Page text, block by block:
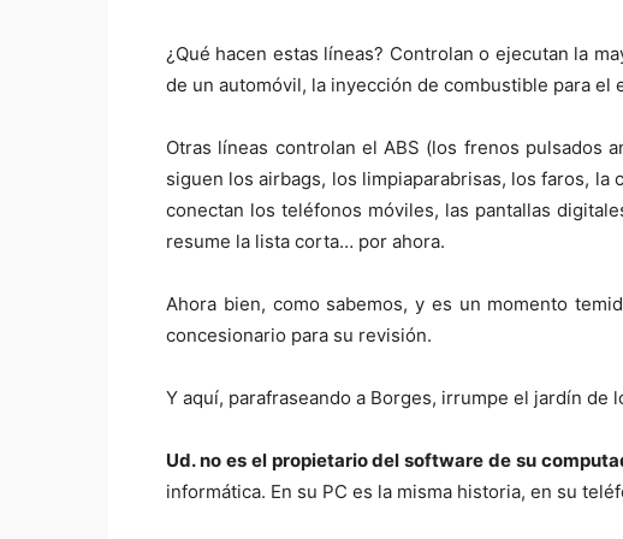
¿Qué hacen estas líneas? Controlan o ejecutan la
de un automóvil, la inyección de combustible para
Otras líneas controlan el ABS (los frenos pulsados
siguen los airbags, los limpiaparabrisas, los faros,
conectan los teléfonos móviles, las pantallas
resume la lista corta… por ahora.
Ahora bien, como sabemos, y es un momento
concesionario para su revisión.
Y aquí, parafraseando a Borges, irrumpe el jardín de
Ud. no es el propietario del software de su
informática. En su PC es la misma historia, en su